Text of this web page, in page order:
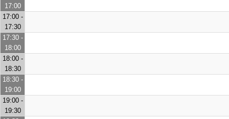
17:00
17:00 -
17:30
17:30 -
18:00
18:00 -
18:30
18:30 -
19:00
19:00 -
19:30